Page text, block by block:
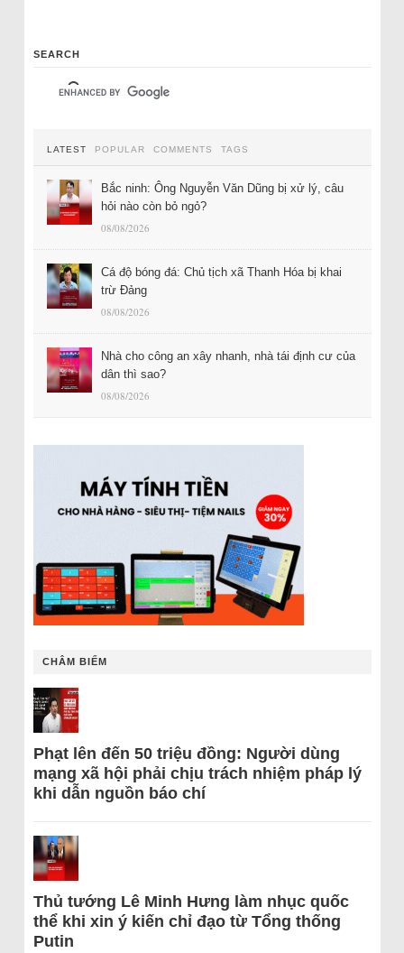
SEARCH
LATEST POPULAR COMMENTS TAGS
Bắc ninh: Ông Nguyễn Văn Dũng bị xử lý, câu
hỏi nào còn bỏ ngỏ?
08/08/2026
Cá độ bóng đá: Chủ tịch xã Thanh Hóa bị khai
trừ Đảng
08/08/2026
Nhà cho công an xây nhanh, nhà tái định cư của
dân thì sao?
08/08/2026
CHÂM BIẾM
Phạt lên đến 50 triệu đồng: Người dùng
mạng xã hội phải chịu trách nhiệm pháp lý
khi dẫn nguồn báo chí
Thủ tướng Lê Minh Hưng làm nhục quốc
thể khi xin ý kiến chỉ đạo từ Tổng thống
Putin